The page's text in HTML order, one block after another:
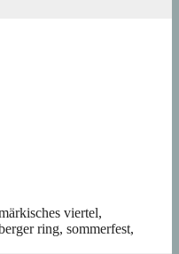
viertel,
ring, sommerfest,